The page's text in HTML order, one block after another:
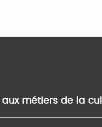
métiers de la